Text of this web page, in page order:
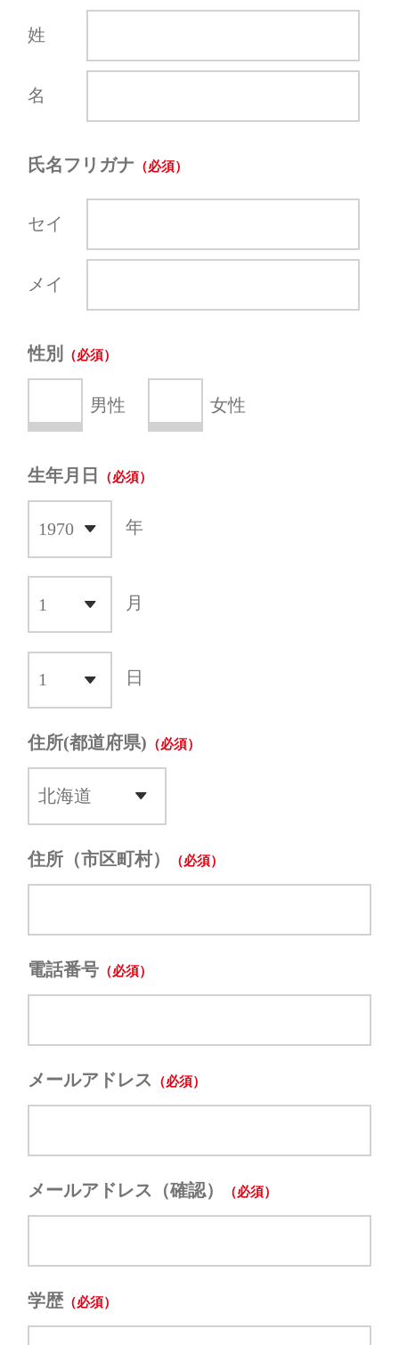
姓
名
氏名フリガナ
セイ
メイ
性別
男性 女性
生年月日
年
月
日
住所(都道府県)
住所（市区町村）
電話番号
メールアドレス
メールアドレス（確認）
学歴